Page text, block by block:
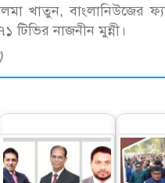
খাতুন, বাংলানিউজের
নাজনীন মুন্নী।